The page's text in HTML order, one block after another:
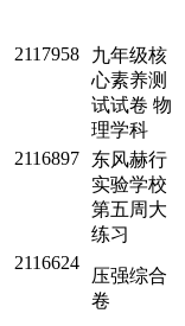
2117958
九年级核
心素养测
试试卷 物
理学科
2116897
东风赫行
实验学校
第五周大
练习
2116624
压强综合
卷